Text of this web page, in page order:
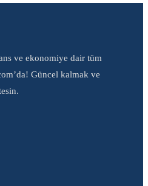
ve ekonomiye dair tüm
Güncel kalmak ve